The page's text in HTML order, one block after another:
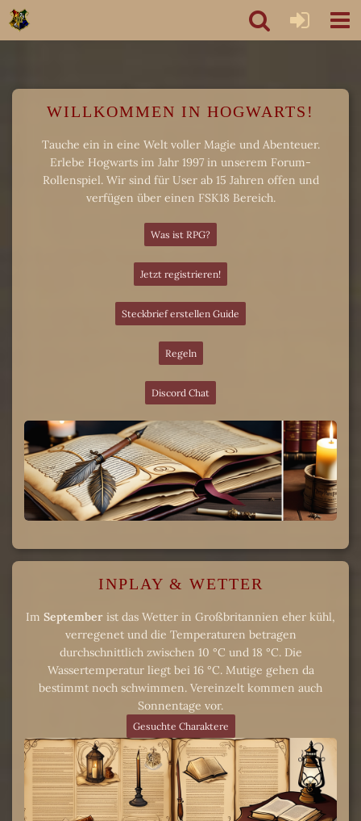
WILLKOMMEN IN HOGWARTS!
Tauche ein in eine Welt voller Magie und Abenteuer.
Erlebe Hogwarts im Jahr 1997 in unserem Forum-
Rollenspiel. Wir sind für User ab 15 Jahren offen und
verfügen über einen FSK18 Bereich.
Was ist RPG?
Jetzt registrieren!
Steckbrief erstellen Guide
Regeln
Discord Chat
INPLAY & WETTER
Im September ist das Wetter in Großbritannien eher kühl,
verregenet und die Temperaturen betragen
durchschnittlich zwischen 10 °C und 18 °C. Die
Wassertemperatur liegt bei 16 °C. Mutige gehen da
bestimmt noch schwimmen. Vereinzelt kommen auch
Sonnentage vor.
Gesuchte Charaktere